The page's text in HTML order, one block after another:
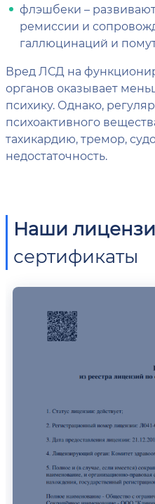
флэшбеки –
ремиссии и
галлюцинаций и
Вред ЛСД на
органов оказывает
психику. Однако,
психоактивного
тахикардию, тремор,
недостаточность.
Наши
сертификаты